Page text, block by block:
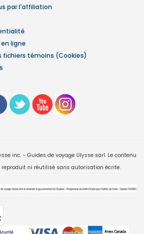
par l'affiliation
ligne
fichiers témoins (Cookies)
inc. - Guides de voyage Ulysse sarl. Le contenu
reproduit ni réutilisé sans autorisation écrite.